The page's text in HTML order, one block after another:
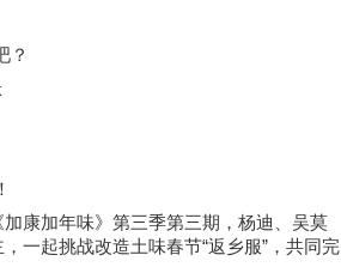
？
加康加年味》第三季第三期，杨迪、吴莫
一起挑战改造土味春节“返乡服” ，共同完